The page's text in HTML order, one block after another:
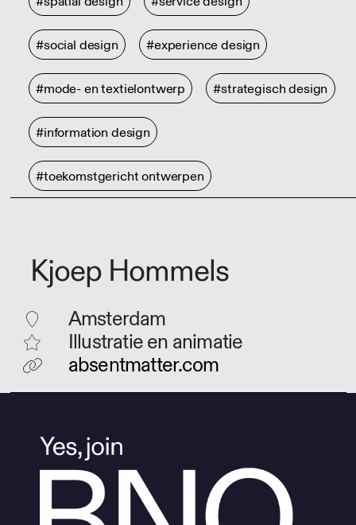
#social design #experience design
#mode- en textielontwerp #strategisch design
#information design
#toekomstgericht ontwerpen
Kjoep Hommels
Amsterdam
Illustratie en animatie
absentmatter.com